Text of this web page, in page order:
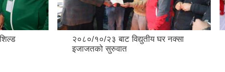
नगर स्थापना दिवस समारोह, २०८०